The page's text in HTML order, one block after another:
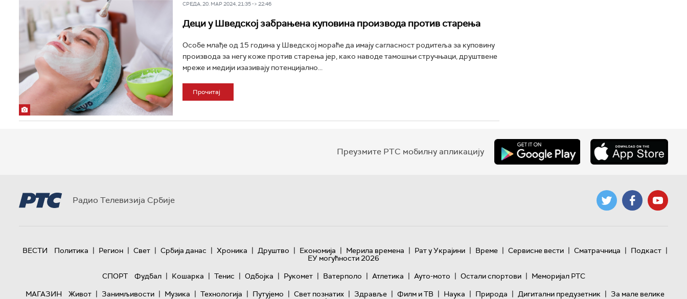
СРЕДА, 20. МАР 2024, 21:35 -> 22:46
Деци у Шведској забрањена куповина производа против старења
Особе млађе од 15 година у Шведској мораће да имају сагласност родитеља за куповину
производа за негу коже против старења јер, како наводе тамошњи стручњаци, друштвене
мреже и медији изазивају потенцијално...
Прочитај
Преузмите РТС мобилну апликацију
Радио Телевизија Србије
ВЕСТИ Политика | Регион | Свет | Србија данас | Хроника | Друштво | Економија | Мерила времена | Рат у Украјини | Време | Сервисне вести | Сматрачница | Подкаст |
ЕУ могућности 2026
СПОРТ
Фудбал | Кошарка | Тенис | Одбојка | Рукомет | Ватерполо | Атлетика | Ауто-мото | Остали спортови | Меморијал РТС
МАГАЗИН
Живот | Занимљивости | Музика | Технологијa | Путујемо | Свет познатих | Здравље | Филм и ТВ | Наука | Природа | Дигитални предузетник | За мале велике